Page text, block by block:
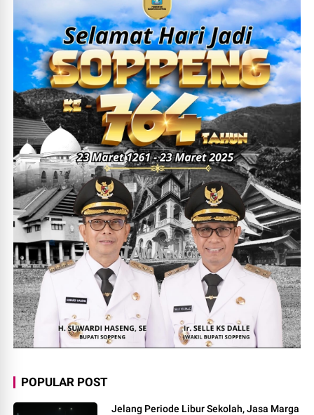
POPULAR POST
Jelang Periode Libur Sekolah, Jasa Marga